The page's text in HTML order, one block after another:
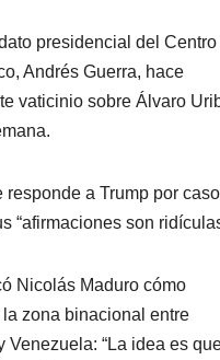
presidencial del Centro
Andrés Guerra, hace
vaticinio sobre Álvaro
responde a Trump por caso
“afirmaciones son
Nicolás Maduro cómo
zona binacional entre
Venezuela: “La idea es